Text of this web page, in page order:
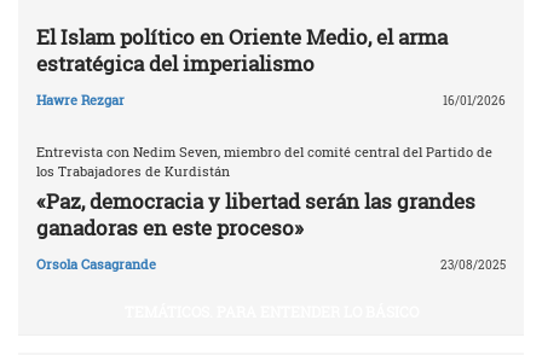
El Islam político en Oriente Medio, el arma
estratégica del imperialismo
Hawre Rezgar 16/01/2026
Entrevista con Nedim Seven, miembro del comité central del Partido de
los Trabajadores de Kurdistán
«Paz, democracia y libertad serán las grandes
ganadoras en este proceso»
Orsola Casagrande 23/08/2025